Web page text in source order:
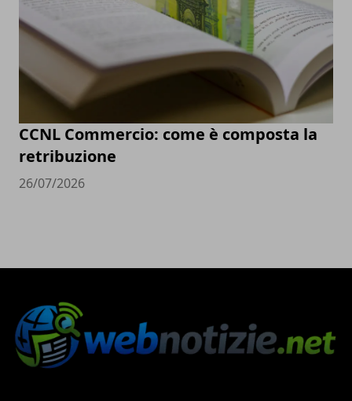
CCNL Commercio: come è composta la
retribuzione
26/07/2026